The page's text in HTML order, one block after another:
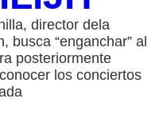
director dela
busca “enganchar” al
posteriormente
los conciertos